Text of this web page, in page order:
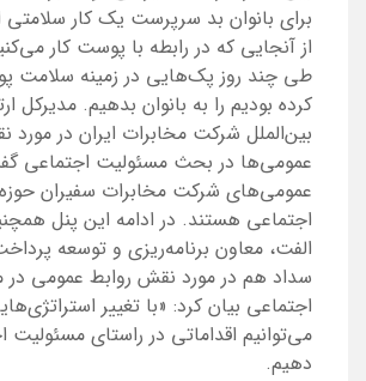
برای بانوان بد سرپرست یک کار سلامتی
از آنجایی که در رابطه با پوست کار
طی چند روز پک‌هایی در زمینه سلامت
کرده بودیم را به بانوان بدهیم. مدیرکل
بین‌الملل شرکت مخابرات ایران در مورد
عمومی‌ها در بحث مسئولیت اجتماعی
عمومی‌های شرکت مخابرات سفیران
اجتماعی هستند. در ادامه این پنل
الفت، معاون برنامه‌ریزی و توسعه
سداد هم در مورد نقش روابط عمومی در
اجتماعی بیان کرد: «با تغییر
می‌توانیم اقداماتی در راستای مسئولیت
دهیم.